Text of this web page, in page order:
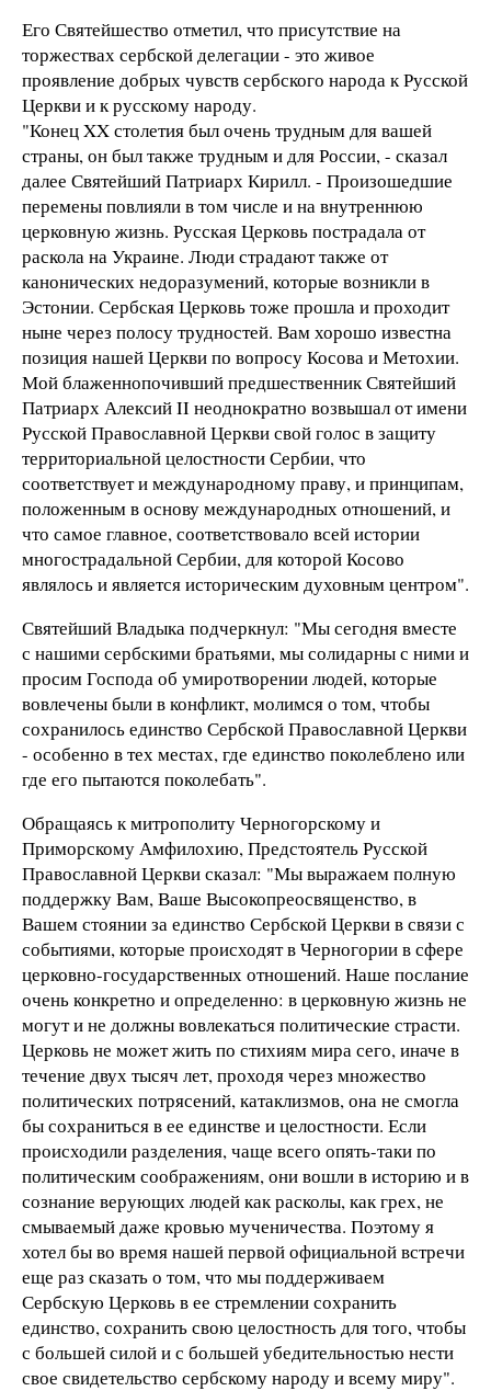
Его Святейшество отметил, что присутствие на
торжествах сербской делегации - это живое
проявление добрых чувств сербского народа к Русской
Церкви и к русскому народу.
"Конец XX столетия был очень трудным для вашей
страны, он был также трудным и для России, - сказал
далее Святейший Патриарх Кирилл. - Произошедшие
перемены повлияли в том числе и на внутреннюю
церковную жизнь. Русская Церковь пострадала от
раскола на Украине. Люди страдают также от
канонических недоразумений, которые возникли в
Эстонии. Сербская Церковь тоже прошла и проходит
ныне через полосу трудностей. Вам хорошо известна
позиция нашей Церкви по вопросу Косова и Метохии.
Мой блаженнопочивший предшественник Святейший
Патриарх Алексий II неоднократно возвышал от имени
Русской Православной Церкви свой голос в защиту
территориальной целостности Сербии, что
соответствует и международному праву, и принципам,
положенным в основу международных отношений, и
что самое главное, соответствовало всей истории
многострадальной Сербии, для которой Косово
являлось и является историческим духовным центром".
Святейший Владыка подчеркнул: "Мы сегодня вместе
с нашими сербскими братьями, мы солидарны с ними и
просим Господа об умиротворении людей, которые
вовлечены были в конфликт, молимся о том, чтобы
сохранилось единство Сербской Православной Церкви
- особенно в тех местах, где единство поколеблено или
где его пытаются поколебать".
Обращаясь к митрополиту Черногорскому и
Приморскому Амфилохию, Предстоятель Русской
Православной Церкви сказал: "Мы выражаем полную
поддержку Вам, Ваше Высокопреосвященство, в
Вашем стоянии за единство Сербской Церкви в связи с
событиями, которые происходят в Черногории в сфере
церковно-государственных отношений. Наше послание
очень конкретно и определенно: в церковную жизнь не
могут и не должны вовлекаться политические страсти.
Церковь не может жить по стихиям мира сего, иначе в
течение двух тысяч лет, проходя через множество
политических потрясений, катаклизмов, она не смогла
бы сохраниться в ее единстве и целостности. Если
происходили разделения, чаще всего опять-таки по
политическим соображениям, они вошли в историю и в
сознание верующих людей как расколы, как грех, не
смываемый даже кровью мученичества. Поэтому я
хотел бы во время нашей первой официальной встречи
еще раз сказать о том, что мы поддерживаем
Сербскую Церковь в ее стремлении сохранить
единство, сохранить свою целостность для того, чтобы
с большей силой и с большей убедительностью нести
свое свидетельство сербскому народу и всему миру".